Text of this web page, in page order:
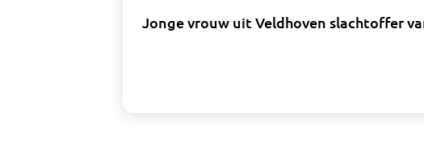
Jonge vrouw uit Veldhoven slachtoffer